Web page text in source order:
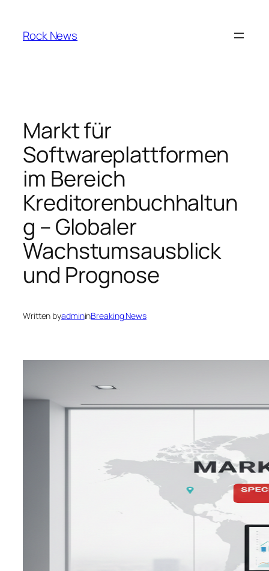
content
Rock News
Markt für
Softwareplattformen
im Bereich
Kreditorenbuchhaltun
g – Globaler
Wachstumsausblick
und Prognose
Written byadmininBreaking News